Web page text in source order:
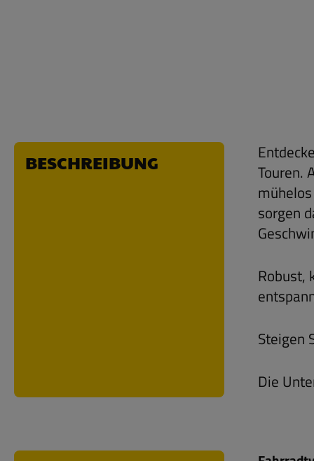
BESCHREIBUNG
Touren.
sorgen
Robust,
Steigen
Die